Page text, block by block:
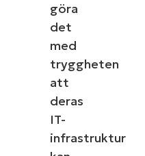
göra
det
med
tryggheten
att
deras
IT-
infrastruktur